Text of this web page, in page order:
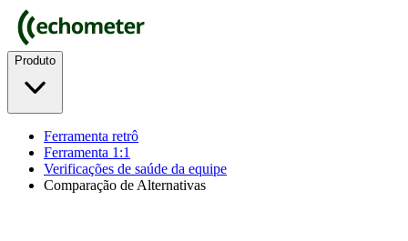
Produto
Ferramenta retrô
Ferramenta 1:1
Verificações de saúde da equipe
Comparação de Alternativas